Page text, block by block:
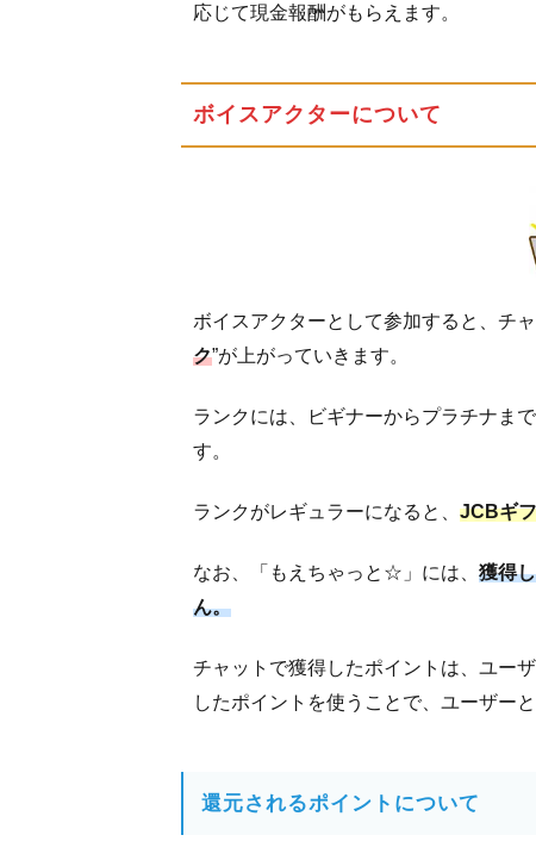
応じて現金報酬がもらえます。
ボイスアクターについて
ボイスアクターとして参加すると、チ
ク”が上がっていきます。
ランクには、ビギナーからプラチナま
す。
ランクがレギュラーになると、 JCBギ
なお、「もえちゃっと☆」には、 獲得
ん。
チャットで獲得したポイントは、ユー
したポイントを使うことで、ユーザー
還元されるポイントについて